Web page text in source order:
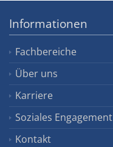
Informationen
Fachbereiche
Über uns
Karriere
Soziales Engagement
Kontakt